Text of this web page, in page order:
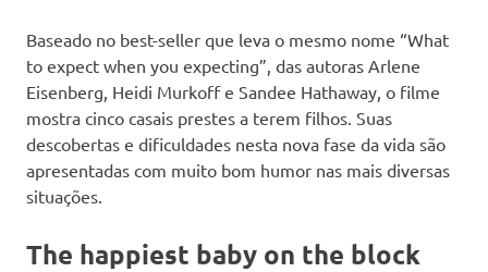
Baseado no best-seller que leva o mesmo nome “What
to expect when you expecting”, das autoras Arlene
Eisenberg, Heidi Murkoff e Sandee Hathaway, o filme
mostra cinco casais prestes a terem filhos. Suas
descobertas e dificuldades nesta nova fase da vida são
apresentadas com muito bom humor nas mais diversas
situações.
The happiest baby on the block